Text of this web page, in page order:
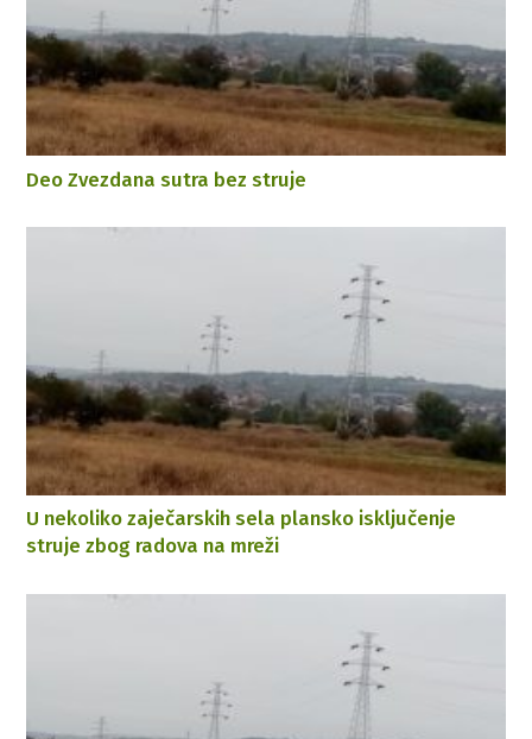
Deo Zvezdana sutra bez struje
U nekoliko zaječarskih sela plansko isključenje
struje zbog radova na mreži